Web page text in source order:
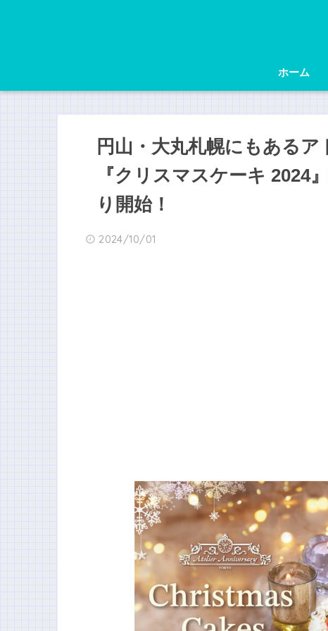
ホーム
円山・大丸札幌にもある
『クリスマスケーキ 2024
り開始！
2024/10/01